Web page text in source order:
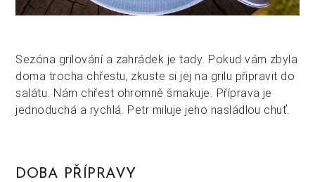
Sezóna grilování a zahrádek je tady. Pokud vám zbyla
doma trocha chřestu, zkuste si jej na grilu připravit do
salátu. Nám chřest ohromně šmakuje. Příprava je
jednoduchá a rychlá. Petr miluje jeho nasládlou chuť.
DOBA PŘÍPRAVY